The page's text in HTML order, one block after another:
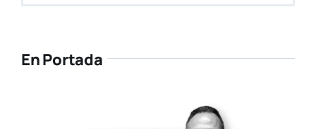
En Portada